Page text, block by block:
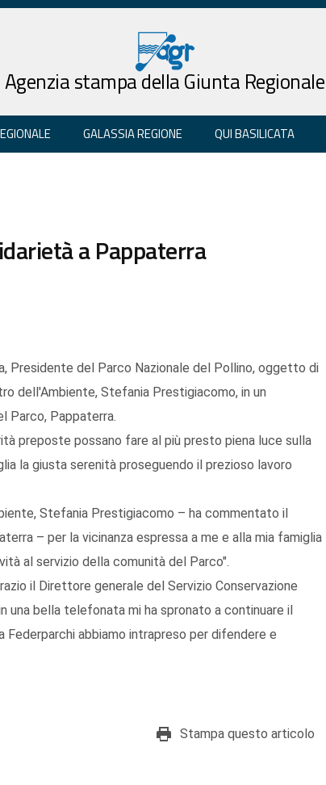
Agenzia stampa della Giunta Regionale
GALASSIA REGIONE QUI BASILICATA
a Pappaterra
Presidente del Parco Nazionale del Pollino, oggetto di
dell'Ambiente, Stefania Prestigiacomo, in un
Parco, Pappaterra.
preposte possano fare al più presto piena luce sulla
la giusta serenità proseguendo il prezioso lavoro
Stefania Prestigiacomo – ha commentato il
– per la vicinanza espressa a me e alla mia famiglia
al servizio della comunità del Parco".
il Direttore generale del Servizio Conservazione
una bella telefonata mi ha spronato a continuare il
abbiamo intrapreso per difendere e
Stampa questo articolo